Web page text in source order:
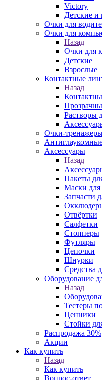
Victory
Детские и
Очки для
Очки для
Назад
Очки для
Детские
Взрослые
Контактные
Назад
Растворы
Очки-
Аксессуары
Назад
Пакеты
Маски для
Запчасти
Отвёртки
Салфетки
Стопперы
Футляры
Цепочки
Шнурки
Средства
Оборудование
Назад
Тестеры
Ценники
Стойки
Распродажа 30%
Акции
Как купить
Назад
Как купить
Вопрос-ответ